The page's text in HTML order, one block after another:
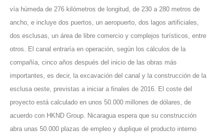
vía húmeda de 276 kilómetros de longitud, de 230 a 280 metros de
ancho, e incluye dos puertos, un aeropuerto, dos lagos artificiales,
dos esclusas, un área de libre comercio y complejos turísticos, entre
otros. El canal entraría en operación, según los cálculos de la
compañía, cinco años después del inicio de las obras más
importantes, es decir, la excavación del canal y la construcción de la
esclusa oeste, previstas a iniciar a finales de 2016. El coste del
proyecto está calculado en unos 50.000 millones de dólares, de
acuerdo con HKND Group. Nicaragua espera que su construcción
abra unas 50.000 plazas de empleo y duplique el producto interno